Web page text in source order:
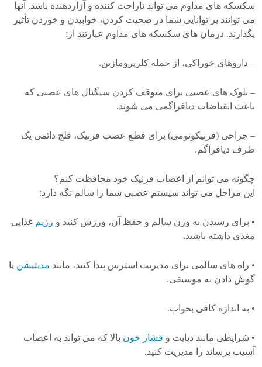
سکسکه های مداوم می تواند ناراحت کننده و آزاردهنده باشد. آنها
می توانند بر توانایی شما در صحبت کردن، خوابیدن و خوردن تأثیر
بگذارند. درمان های سکسکه های مداوم عبارتند از:
– داروهای خوراکی، از جمله کلرپرومازین.
– بلوک های عصبی برای متوقف کردن سیگنال های عصبی که
باعث انقباضات دیافراگمی می شوند.
– جراحی (فرنیکوتومی) برای قطع عصب فرنیک، فلج دائمی یک
طرف دیافراگم.
چگونه می توانم از اعصاب فرنیک خود محافظت کنم؟
این مراحل می تواند سیستم عصبی شما را سالم نگه دارد:
• برای رسیدن به وزن سالم و حفظ آن، ورزش کنید و رژیم غذایی
مغذی داشته باشید.
• راه های سالمی برای مدیریت استرس پیدا کنید، مانند مدیتیشن یا
گوش دادن به موسیقی.
• به اندازه کافی بخواب.
• شرایطی مانند دیابت و فشار خون بالا که می تواند به اعصاب
آسیب برساند را مدیریت کنید.